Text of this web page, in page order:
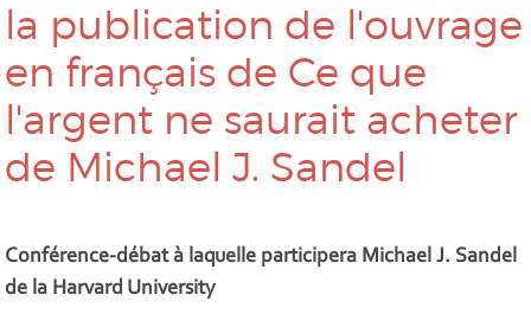
la publication de l'ouvrage
en français de Ce que
l'argent ne saurait acheter
de Michael J. Sandel
Conférence-débat à laquelle participera Michael J. Sandel
de la Harvard University